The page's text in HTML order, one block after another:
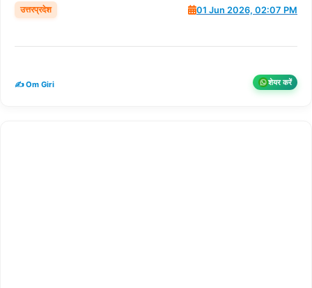
उत्तरप्रदेश 01 Jun 2026, 02:07 PM
✍️ Om Giri शेयर करें